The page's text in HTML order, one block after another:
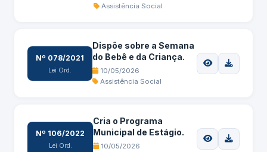
Assistência Social
Nº 078/2021
Lei Ord.
Dispõe sobre a Semana
do Bebê e da Criança.
10/05/2026
Assistência Social
Nº 106/2022
Lei Ord.
Cria o Programa
Municipal de Estágio.
10/05/2026